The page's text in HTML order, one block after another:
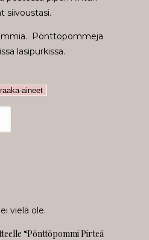
siivoustasi.
Pönttöpommeja
lasipurkissa.
aineet
vielä ole.
“Pönttöpommi Pirteä